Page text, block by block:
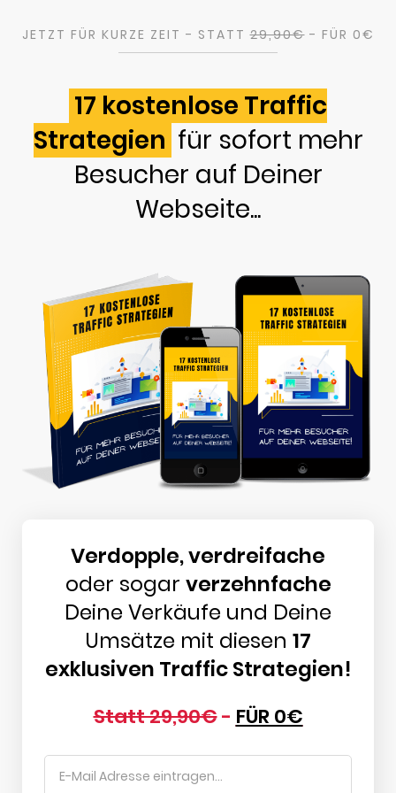
JETZT FÜR KURZE ZEIT - STATT29,90€- FÜR 0€
17 kostenlose Traffic
Strategien für sofort mehr
Besucher auf Deiner
Webseite...
Verdopple, verdreifache
oder sogar verzehnfache
Deine Verkäufe und Deine
Umsätze mit diesen 17
exklusiven Traffic Strategien!
Statt 29,90€- FÜR 0€